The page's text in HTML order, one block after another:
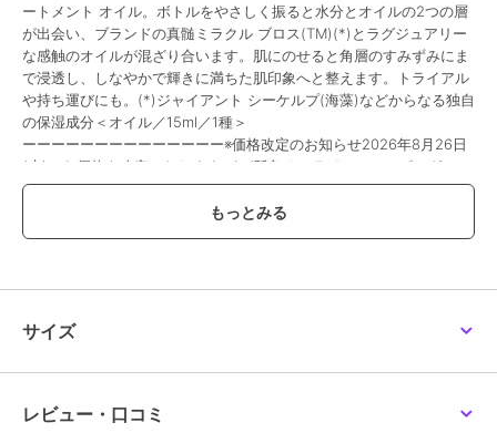
ートメント オイル。ボトルをやさしく振ると水分とオイルの2つの層
が出会い、ブランドの真髄ミラクル ブロス(TM)(*)とラグジュアリー
な感触のオイルが混ざり合います。肌にのせると角層のすみずみにま
で浸透し、しなやかで輝きに満ちた肌印象へと整えます。トライアル
や持ち運びにも。(*)ジャイアント シーケルプ(海藻)などからなる独自
の保湿成分＜オイル／15ml／1種＞
ーーーーーーーーーーーーーー※価格改定のお知らせ2026年8月26日
(水)から価格を改定いたします。\n(阪急オンラインショッピングでは
2026年8月29日(土)午前10：00～)\n税込価格 19,800円→税込価格
20,900円\n当サイトにおきましての現行価格での注文承りは\n2026
年8月20日(木)までとさせていただきます。\n2026年8月9日(日)から
受取りサービス、コンビ二・郵便局での受取サービスはご利用いただ
けません。\nあしからず、ご了承くださいませ。
この商品は、不良品のみ返品を承ります
サイズ
レビュー・口コミ